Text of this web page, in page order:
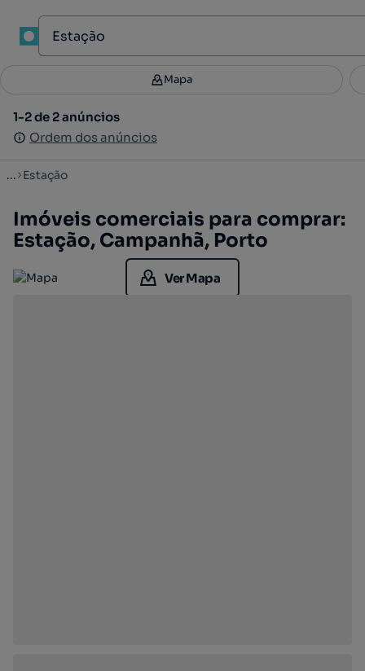
Filtros 2
1-2 de 2 anúncios
Ordem dos anúncios
Mapa
1-2 de 2 anúncios
Ordem dos anúncios
... Estação
Imóveis comerciais para comprar:
Estação, Campanhã, Porto
Ver Mapa